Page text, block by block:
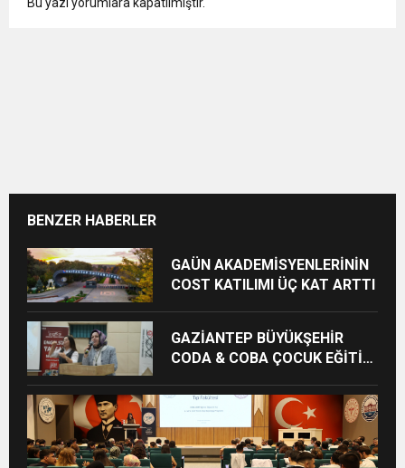
BENZER HABERLER
GAÜN AKADEMİSYENLERİNİN
COST KATILIMI ÜÇ KAT ARTTI
GAZİANTEP BÜYÜKŞEHİR
CODA & COBA ÇOCUK EĞİTİM
HEYECANI